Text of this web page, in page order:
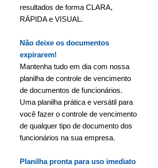
resultados de forma CLARA,
RÁPIDA e VISUAL.
Não deixe os documentos
expirarem!
Mantenha tudo em dia com nossa
planilha de controle de vencimento
de documentos de funcionários.
Uma planilha prática e versátil para
você fazer o controle de vencimento
de qualquer tipo de documento dos
funcionários na sua empresa.
Planilha pronta para uso imediato